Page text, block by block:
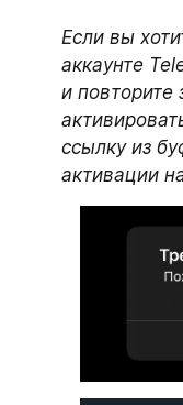
Если вы
аккаунте
и
ссылку из
активации